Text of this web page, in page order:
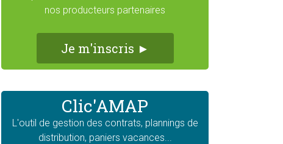
nos producteurs partenaires
Je m'inscris ►
Clic'AMAP
L'outil de gestion des contrats, plannings de
distribution, paniers vacances...